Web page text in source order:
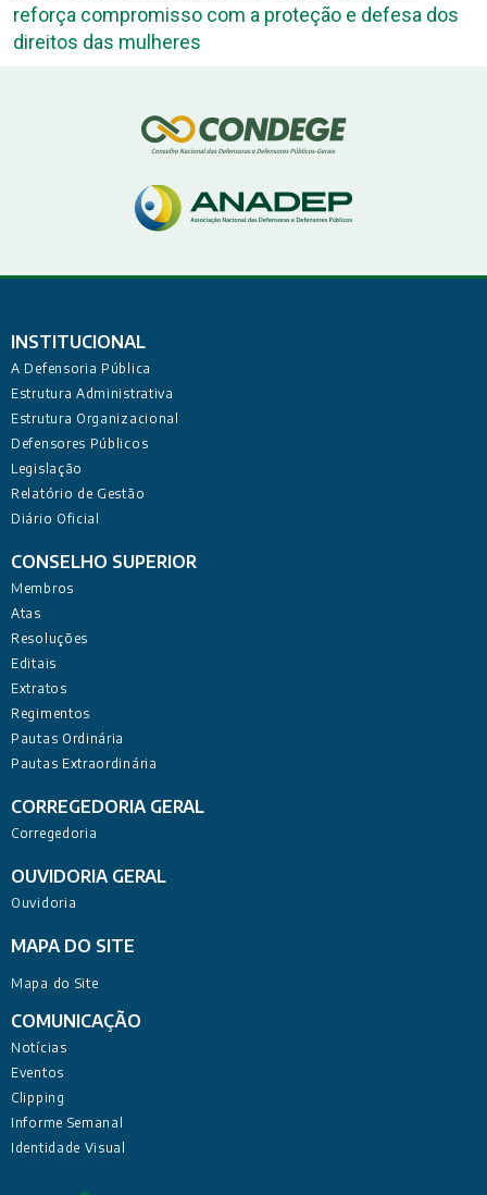
reforça compromisso com a proteção e defesa dos
direitos das mulheres
INSTITUCIONAL
A Defensoria Pública
Estrutura Administrativa
Estrutura Organizacional
Defensores Públicos
Legislação
Relatório de Gestão
Diário Oficial
CONSELHO SUPERIOR
Membros
Atas
Resoluções
Editais
Extratos
Regimentos
Pautas Ordinária
Pautas Extraordinária
CORREGEDORIA GERAL
Corregedoria
OUVIDORIA GERAL
Ouvidoria
MAPA DO SITE
Mapa do Site
COMUNICAÇÃO
Notícias
Eventos
Clipping
Informe Semanal
Identidade Visual